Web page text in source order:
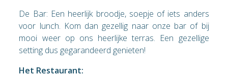
De Bar: Een heerlijk broodje, soepje of iets anders
voor lunch. Kom dan gezellig naar onze bar of bij
mooi weer op ons heerlijke terras. Een gezellige
setting dus gegarandeerd genieten!
Het Restaurant: